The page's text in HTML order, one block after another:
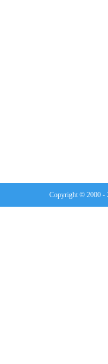
Copyright © 2000